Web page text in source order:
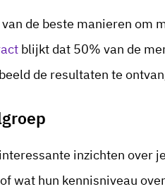
de beste manieren om
blijkt dat 50% van de
de resultaten te
inzichten over
wat hun kennisniveau